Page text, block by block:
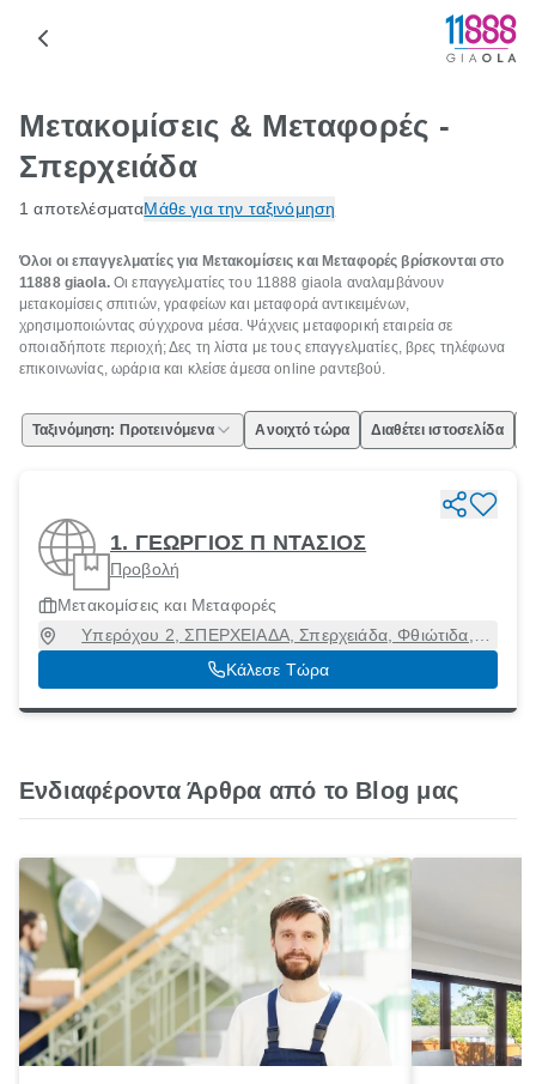
Μετακομίσεις & Μεταφορές -
Σπερχειάδα
1 αποτελέσματαΜάθε για την ταξινόμηση
Όλοι οι επαγγελματίες για Μετακομίσεις και Μεταφορές βρίσκονται στο
11888 giaola.Οι επαγγελματίες του 11888 giaola αναλαμβάνουν
μετακομίσεις σπιτιών, γραφείων και μεταφορά αντικειμένων,
χρησιμοποιώντας σύγχρονα μέσα. Ψάχνεις μεταφορική εταιρεία σε
οποιαδήποτε περιοχή; Δες τη λίστα με τους επαγγελματίες, βρες τηλέφωνα
επικοινωνίας, ωράρια και κλείσε άμεσα online ραντεβού.
Ταξινόμηση: Προτεινόμενα Ανοιχτό τώρα Διαθέτει ιστοσελίδα
1. ΓΕΩΡΓΙΟΣ Π ΝΤΑΣΙΟΣ
Προβολή
Μετακομίσεις και Μεταφορές
Υπερόχου 2, ΣΠΕΡΧΕΙΑΔΑ, Σπερχειάδα, Φθιώτιδα,
35003
Κάλεσε Τώρα
Ενδιαφέροντα Άρθρα από το Blog μας